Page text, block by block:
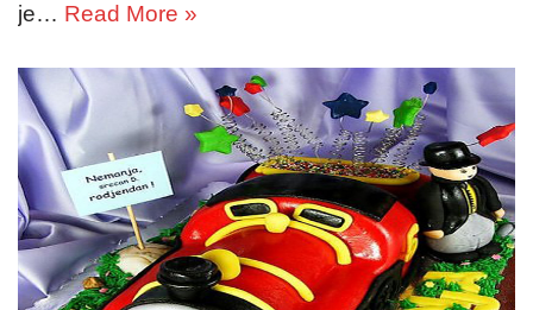
je… Read More »